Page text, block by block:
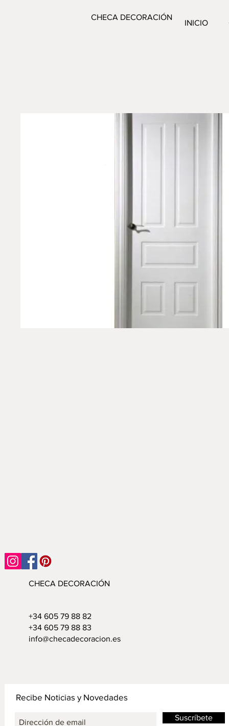
CHECA DECORACIÓN
INICIO
CHECA DECORACIÓN
+34 605 79 88 82
+34 605 79 88 83
info@checadecoracion.es
Recibe Noticias y Novedades
Suscríbete